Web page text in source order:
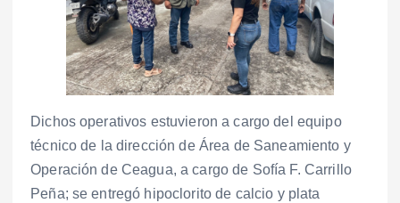
Dichos operativos estuvieron a cargo del equipo
técnico de la dirección de Área de Saneamiento y
Operación de Ceagua, a cargo de Sofía F. Carrillo
Peña; se entregó hipoclorito de calcio y plata